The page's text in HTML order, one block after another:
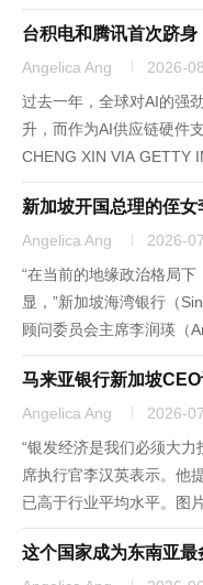
IMAGES越南正在迅速成
南政府的统...
台积电和腾讯首次跻
Angelica Ang 2026-
过去一年，全球对AI的强
升，而作为AI供应链硬件
CHENG XIN VIA GETTY
以来堪称全球企业规模的
衰。而在2026年度，这份
新加坡开国总理的侄
Angelica Ang 2026-
“在当前的地缘政治格局
显，”新加坡海湾银行（
顾问委员会主席李润瑛（
与武器流动持续增长，尤
源：COURTESY OF
马来亚银行新加坡
Angelica Ang 2026-
“银发经济是我们必须大
席执行官李汉英表示。他
已高于行业平均水平。图
加坡加速迈入“超老龄社
的人口比例将从20年前的
这个国家成为东南亚